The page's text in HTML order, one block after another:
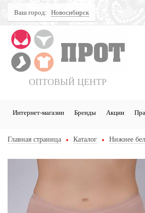
Ваш город: Новосибирск
ОПТОВЫЙ ЦЕНТР
Интернет-магазин Бренды Акции
Главная страница Каталог Нижнее